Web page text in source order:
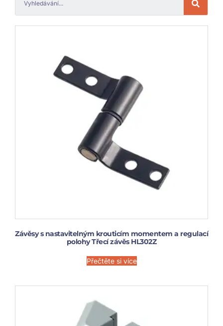
Závěsy s nastavitelným krouticím momentem a regulací
polohy Třecí závěs HL302Z
Přečtěte si více